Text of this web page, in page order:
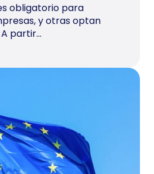
obligatorio para
y otras optan
partir...